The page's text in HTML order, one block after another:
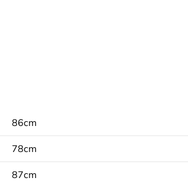
86cm
78cm
87cm